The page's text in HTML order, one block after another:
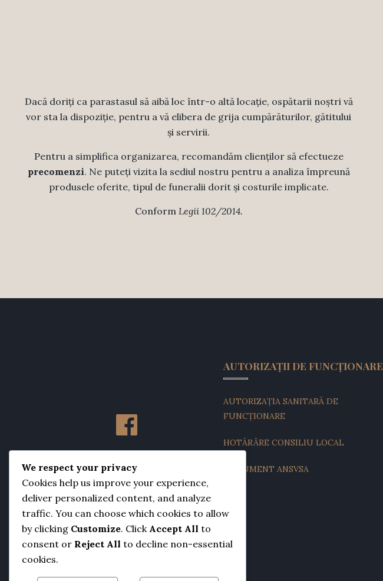
Dacă doriți ca parastasul să aibă loc într-o altă locație, ospătarii noștri vă
vor sta la dispoziție, pentru a vă elibera de grija cumpărăturilor, gătitului
și servirii.
Pentru a simplifica organizarea, recomandăm clienților să efectueze
precomenzi. Ne puteți vizita la sediul nostru pentru a analiza împreună
produsele oferite, tipul de funeralii dorit și costurile implicate.
Conform Legii 102/2014.
AUTORIZAȚII DE FUNCȚIONARE
AUTORIZAȚIA SANITARĂ DE
FUNCȚIONARE
HOTĂRÂRE CONSILIU LOCAL
DOCUMENT ANSVSA
We respect your privacy
Cookies help us improve your experience,
deliver personalized content, and analyze
traffic. You can choose which cookies to allow
by clicking Customize. Click Accept All to
consent or Reject All to decline non-essential
cookies.